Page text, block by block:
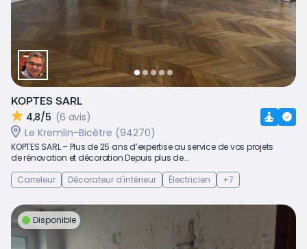
KOPTES SARL
4,8/5 (6 avis)
Le Kremlin-Bicêtre (94270)
KOPTES SARL – Plus de 25 ans d’expertise au service de vos projets
de rénovation et décoration Depuis plus de...
Carreleur
Décorateur d'intérieur Électricien +7
Disponible